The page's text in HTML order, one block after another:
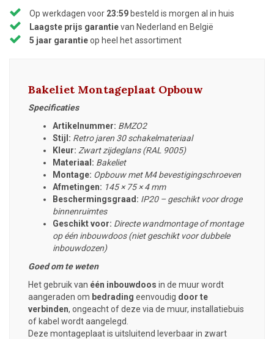
Op werkdagen voor 23:59 besteld is morgen al in huis
Laagste prijs garantievan Nederland en België
5 jaar garantieop heel het assortiment
Bakeliet Montageplaat Opbouw
Specificaties
Artikelnummer: BMZO2
Stijl: Retro jaren 30 schakelmateriaal
Kleur: Zwart zijdeglans (RAL 9005)
Materiaal: Bakeliet
Montage: Opbouw met M4 bevestigingschroeven
Afmetingen: 145 × 75 × 4 mm
Beschermingsgraad: IP20 – geschikt voor droge
binnenruimtes
Geschikt voor: Directe wandmontage of montage
op één inbouwdoos (niet geschikt voor dubbele
inbouwdozen)
Goed om te weten
Het gebruik van één inbouwdoos in de muur wordt
aangeraden om bedrading eenvoudig door te
verbinden, ongeacht of deze via de muur, installatiebuis
of kabel wordt aangelegd.
Deze montageplaat is uitsluitend leverbaar in zwart